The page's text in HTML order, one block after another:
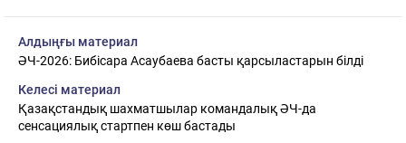
Алдыңғы материал
ӘЧ-2026: Бибісара Асаубаева басты қарсыластарын білді
Келесі материал
Қазақстандық шахматшылар командалық ӘЧ-да
сенсациялық стартпен көш бастады